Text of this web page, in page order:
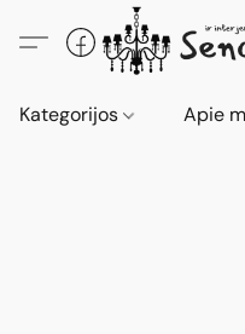
Kategorijos Apie